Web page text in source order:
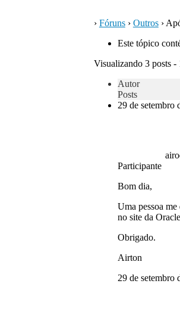
› Fóruns › Outros ›
Este tópico
Visualizando 3 posts -
Autor
Posts
29 de setembro
Participante
Bom dia,
Uma pessoa
no site da
Obrigado.
Airton
29 de setembro